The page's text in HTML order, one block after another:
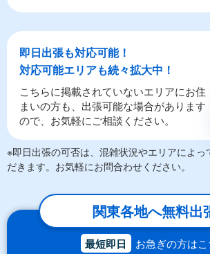
即日出張も対応可能！
対応可能エリアも続々拡大中！
こちらに掲載されていないエリアにお住
まいの方も、出張可能な場合があります
ので、お気軽にご相談ください。
※即日出張の可否は、混雑状況やエリアによっ
だきます。お気軽にお問合わせください。
関東各地へ無料出
最短即日 お急ぎの方はこ